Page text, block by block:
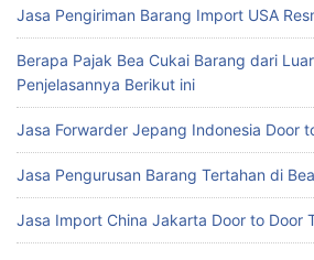
Jasa Pengiriman Barang Import USA
Berapa Pajak Bea Cukai Barang dari
Penjelasannya Berikut ini
Jasa Forwarder Jepang Indonesia Door
Jasa Pengurusan Barang Tertahan di
Jasa Import China Jakarta Door to Door